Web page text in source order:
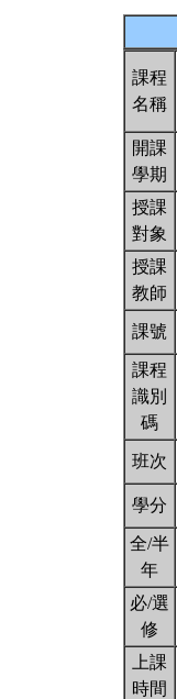
課程
名稱
開課
學期
授課
對象
授課
教師
課號
課程
識別
碼
班次
學分
全/半
年
必/選
修
上課
時間